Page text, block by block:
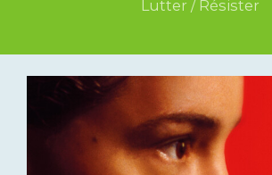
Lutter / Résister